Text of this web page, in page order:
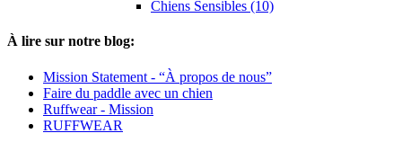
Chiens Sensibles (10)
À lire sur notre blog:
Mission Statement - “À propos de nous”
Faire du paddle avec un chien
Ruffwear - Mission
RUFFWEAR